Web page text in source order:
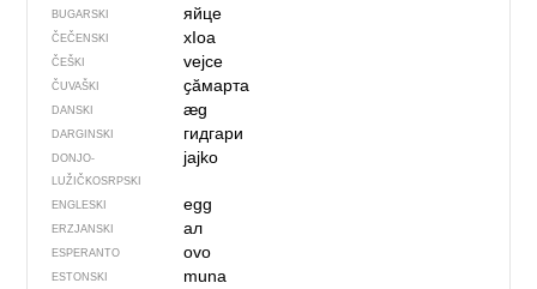
BUGARSKI яйце
ČEČENSKI хIоа
ČEŠKI vejce
ČUVAŠKI ҫӑмарта
DANSKI æg
DARGINSKI гидгари
DONJO­
LUŽIČKOSRPSKI
jajko
ENGLESKI egg
ERZJANSKI ал
ESPERANTO ovo
ESTONSKI muna